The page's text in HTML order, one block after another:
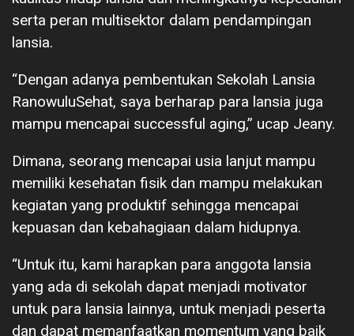
serta peran multisektor dalam pendampingan
lansia.
“Dengan adanya pembentukan Sekolah Lansia
RanowuluSehat, saya berharap para lansia juga
mampu mencapai successful aging,” ucap Jeany.
Dimana, seorang mencapai usia lanjut mampu
memiliki kesehatan fisik dan mampu melakukan
kegiatan yang produktif sehingga mencapai
kepuasan dan kebahagiaan dalam hidupnya.
“Untuk itu, kami harapkan para anggota lansia
yang ada di sekolah dapat menjadi motivator
untuk para lansia lainnya, untuk menjadi peserta
dan dapat memanfaatkan momentum yang baik